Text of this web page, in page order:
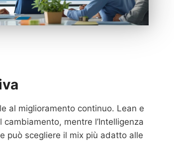
al miglioramento continuo. Lean e
mentre l’Intelligenza
può scegliere il mix più adatto alle